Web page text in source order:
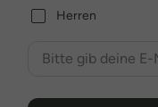
Herren